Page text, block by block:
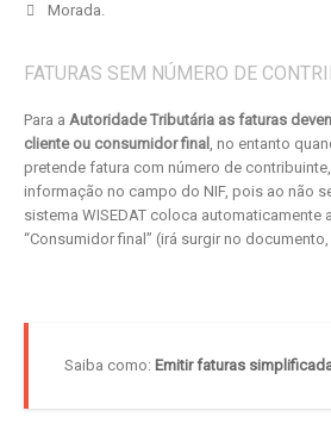
Morada.
FATURAS SEM NÚMERO DE
Para a Autoridade Tributária as faturas
cliente ou consumidor final , no entanto
pretende fatura com número de
informação no campo do NIF, pois ao não
sistema WISEDAT coloca automaticamente
“Consumidor final” (irá surgir no
Saiba como: Emitir faturas